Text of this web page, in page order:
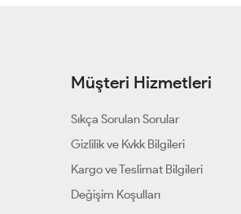
Müşteri Hizmetleri
Sıkça Sorulan Sorular
Gizlilik ve Kvkk Bilgileri
Kargo ve Teslimat Bilgileri
Değişim Koşulları